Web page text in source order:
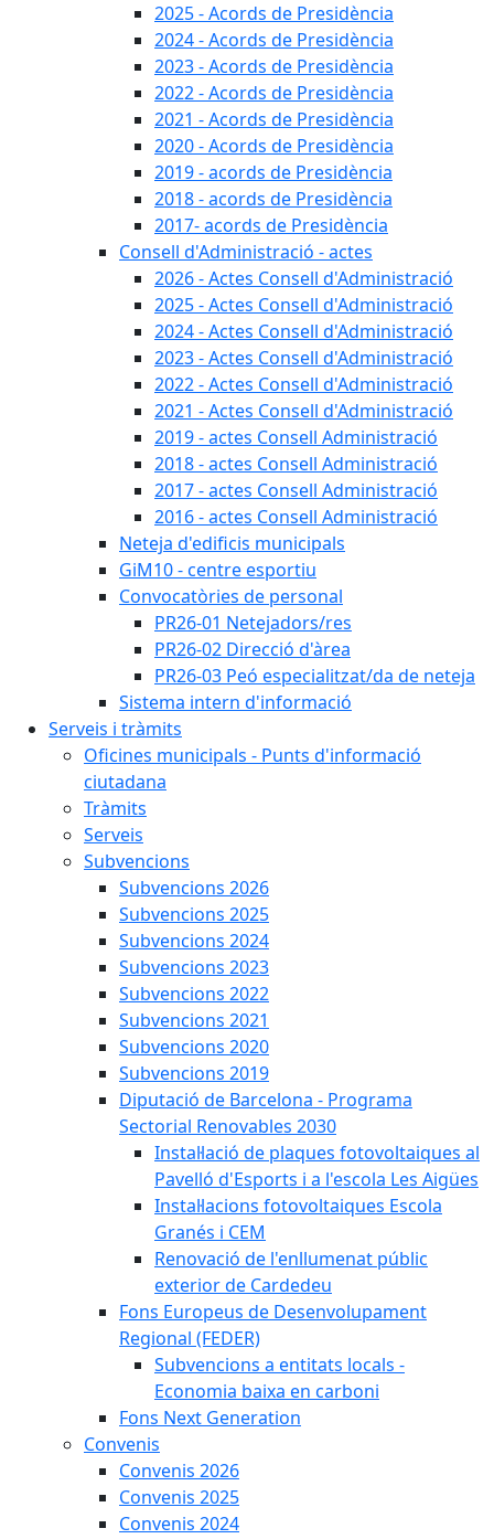
2025 - Acords de Presidència
2024 - Acords de Presidència
2023 - Acords de Presidència
2022 - Acords de Presidència
2021 - Acords de Presidència
2020 - Acords de Presidència
2019 - acords de Presidència
2018 - acords de Presidència
2017- acords de Presidència
Consell d'Administració - actes
2026 - Actes Consell d'Administració
2025 - Actes Consell d'Administració
2024 - Actes Consell d'Administració
2023 - Actes Consell d'Administració
2022 - Actes Consell d'Administració
2021 - Actes Consell d'Administració
2019 - actes Consell Administració
2018 - actes Consell Administració
2017 - actes Consell Administració
2016 - actes Consell Administració
Neteja d'edificis municipals
GiM10 - centre esportiu
Convocatòries de personal
PR26-01 Netejadors/res
PR26-02 Direcció d'àrea
PR26-03 Peó especialitzat/da de neteja
Sistema intern d'informació
Serveis i tràmits
Oficines municipals - Punts d'informació
ciutadana
Tràmits
Serveis
Subvencions
Subvencions 2026
Subvencions 2025
Subvencions 2024
Subvencions 2023
Subvencions 2022
Subvencions 2021
Subvencions 2020
Subvencions 2019
Diputació de Barcelona - Programa
Sectorial Renovables 2030
Instal·lació de plaques fotovoltaiques al
Pavelló d'Esports i a l'escola Les Aigües
Instal·lacions fotovoltaiques Escola
Granés i CEM
Renovació de l'enllumenat públic
exterior de Cardedeu
Fons Europeus de Desenvolupament
Regional (FEDER)
Subvencions a entitats locals -
Economia baixa en carboni
Fons Next Generation
Convenis
Convenis 2026
Convenis 2025
Convenis 2024